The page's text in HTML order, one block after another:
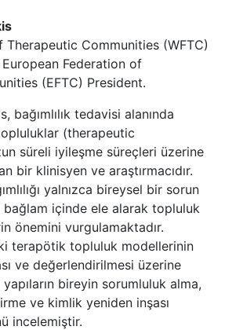
Therapeutic Communities (WFTC)
Federation of
(EFTC) President.
bağımlılık tedavisi alanında
(therapeutic
süreli iyileşme süreçleri üzerine
bir klinisyen ve araştırmacıdır.
yalnızca bireysel bir sorun
içinde ele alarak topluluk
önemini vurgulamaktadır.
terapötik topluluk modellerinin
ve değerlendirilmesi üzerine
bireyin sorumluluk alma,
ve kimlik yeniden inşası
incelemiştir.